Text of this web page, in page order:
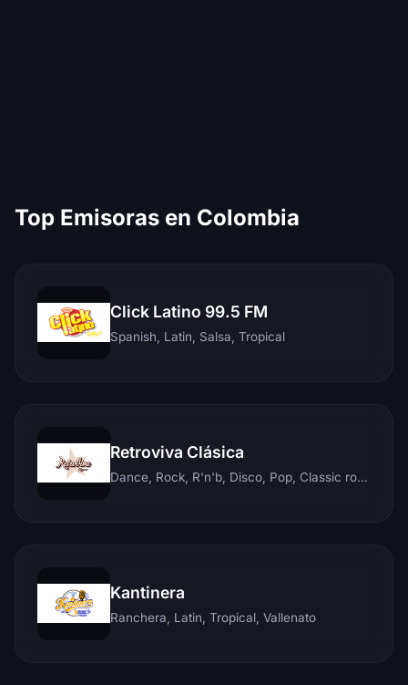
Top Emisoras en Colombia
Click Latino 99.5 FM
Spanish, Latin, Salsa, Tropical
Retroviva Clásica
Dance, Rock, R'n'b, Disco, Pop, Classic rock, Techno, Reggae
Kantinera
Ranchera, Latin, Tropical, Vallenato